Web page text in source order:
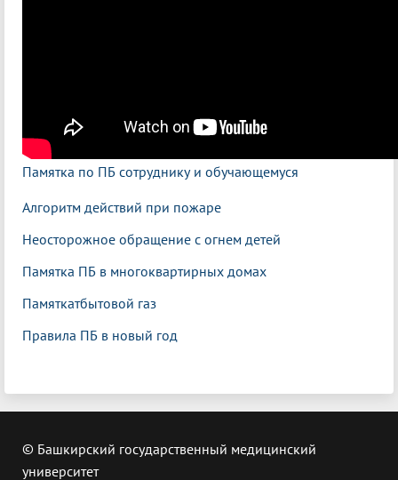
Памятка по ПБ сотруднику и обучающемуся
Алгоритм действий при пожаре
Неосторожное обращение с огнем детей
Памятка ПБ в многоквартирных домах
Памяткатбытовой газ
Правила ПБ в новый год
© Башкирский государственный медицинский
университет